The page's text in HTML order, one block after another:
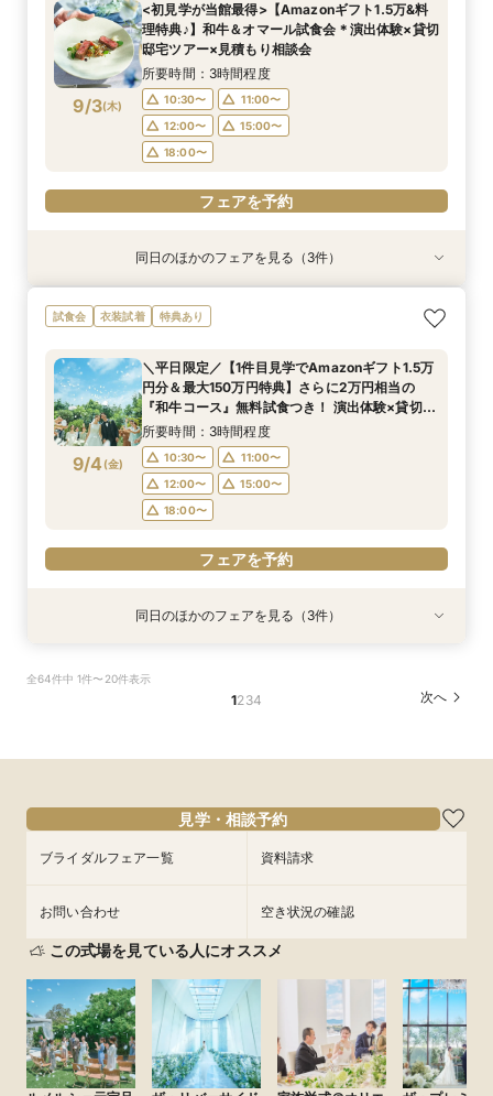
9/2(水)
10:30〜
11:00〜
12:00〜
15:00〜
18:00〜
フェアを予約
9/2(水)
10:30〜
11:00〜
12:00〜
15:00〜
18:00〜
フェアを予約
9/3(木)
<初見学が当館最得>【Amazonギフト1.5万&料
理特典♪】和牛＆オマール試食会＊演出体験×貸切
邸宅ツアー×見積もり相談会
所要時間：3時間程度
10:30〜
11:00〜
12:00〜
15:00〜
18:00〜
フェアを予約
衣装試着 特典あり
9/3(木)
＜初めての式場見学＞心躍る花嫁の第一歩♪ゆっ
たり相談＆見学会
10:30〜
11:00〜
12:00〜
15:00〜
18:00〜
フェアを予約
特典あり
9/3(木)
<30名までの少人数Wに◎>貸切邸宅で叶えるカ
ジュアル婚×試食会
10:30〜
11:00〜
12:00〜
15:00〜
18:00〜
フェアを予約
9/3(木)
直前予約OK◆クイック相談会◆90分でParty見
学＆見積り&会場比較
10:30〜
11:00〜
15:00〜
16:00〜
フェアを予約
同日のほかのフェアを見る（3件）
試食会 衣装試着 特典あり
9/4 (金)
＼平日限定／【1件目見学でAmazonギフト1.5万
円分＆最大150万円特典】さらに2万円相当の
『和牛コース』無料試食つき！ 演出体験×貸切邸
宅ツアー×見積もり相談会
所要時間：3時間程度
10:30〜
11:00〜
12:00〜
15:00〜
18:00〜
フェアを予約
衣装試着 特典あり
9/4
たり相談＆見学会
特典あり
9/4
ジュアル婚×試食会
9/4
学＆見積り&会場比較
フェアを予約
同日のほかのフェアを見る（3件）
全64件中 1件〜20件表示
1234 次へ
見学・相談予約
ブライダルフェア一覧 資料請求
お問い合わせ 空き状況の確認
この式場を見ている人にオススメ